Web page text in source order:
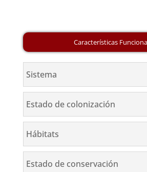
Sistema
Estado de colonización
Hábitats
Estado de conservación